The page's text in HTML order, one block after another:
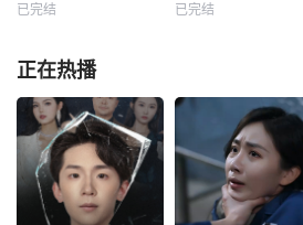
已完结 已完结
正在热播